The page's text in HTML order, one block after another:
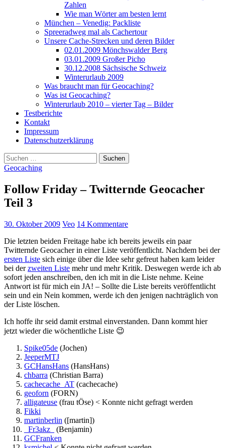
Zahlen
Wie man Wörter am besten lernt
München – Venedig: Packliste
Spreeradweg mal als Cachertour
Unsere Cache-Strecken und deren Bilder
02.01.2009 Mönchswalder Berg
03.01.2009 Großer Picho
30.12.2008 Sächsische Schweiz
Winterurlaub 2009
Was braucht man für Geocaching?
Was ist Geocaching?
Winterurlaub 2010 – vierter Tag – Bilder
Testberichte
Kontakt
Impressum
Datenschutzerklärung
Suchen
nach:
Geocaching
Follow Friday – Twitternde Geocacher
Teil 3
30. Oktober 2009 Veo 14 Kommentare
Die letzten beiden Freitage habe ich bereits jeweils ein paar
Twitternde Geocacher in einer Liste veröffentlicht. Nachdem bei der
ersten Liste sich einige über die Idee sehr gefreut haben kam leider
bei derzweiten Liste mehr und mehr Kritik. Deswegen werde ich ab
sofort jeden anschreiben, den ich mit in die Liste nehme. Keine
Antwort ist für mich ein JA! – Sollte die Liste bereits veröffentlicht
sein und ein Nein kommen, werde ich den jenigen nachträglich von
der Liste löschen.
Ich hoffe ihr seid damit erstmal einverstanden. Dann kommt hier
jetzt wieder die wöchentliche Liste 😉
Spike05de (Jochen)
JeeperMTJ
GCHansHans (HansHans)
chbarra (Christian Barra)
cachecache_AT (cachecache)
geoforn (FORN)
alligateuse (frau tÖse) < Konnte nicht gefragt werden
Fikki
martinberlin ([martin])
_Fr3akz_
(Benjamin)
GCFranken